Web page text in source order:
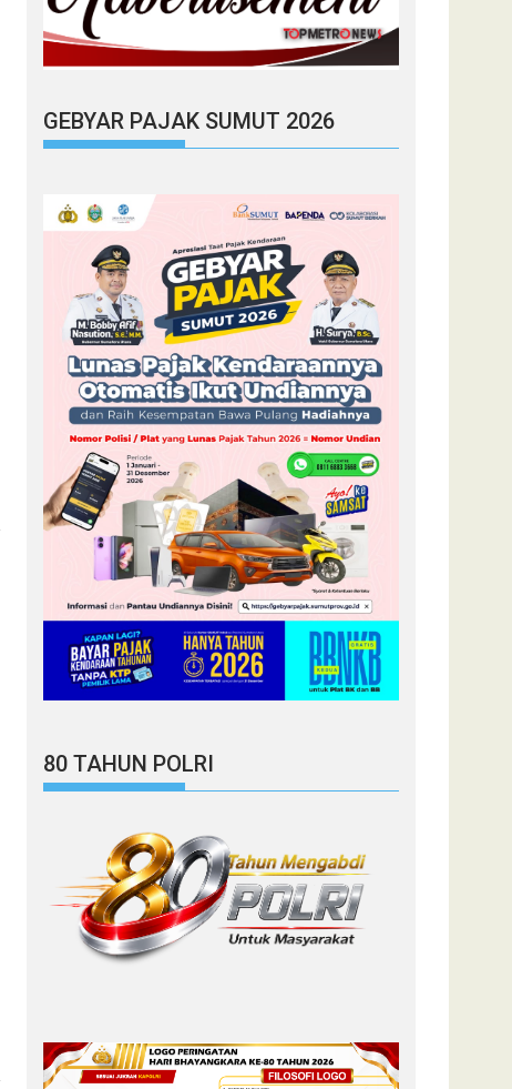
GEBYAR PAJAK SUMUT 2026
80 TAHUN POLRI